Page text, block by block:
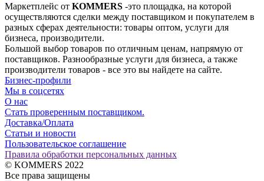
Маркетплейс от KOMMERS -это площадка, на которой
осуществляются сделки между поставщиком и покупателем в
разных сферах деятельности: товары оптом, услуги для
бизнеса, производители.
Большой выбор товаров по отличным ценам, напрямую от
поставщиков. Разнообразные услуги для бизнеса, а также
производители товаров - все это вы найдете на сайте.
Бизнес-профили
Мы в соцсетях
О нас
Стать проверенным поставщиком.
Доставка/Оплата
Статьи и новости
Пользовательское соглашение
Правила обработки персональных данных
© KOMMERS 2022
Все права защищены